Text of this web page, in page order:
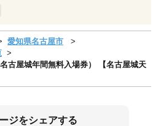
愛知県名古屋市
古屋城年間無料入場券） 【名古屋城天
ジをシェアする